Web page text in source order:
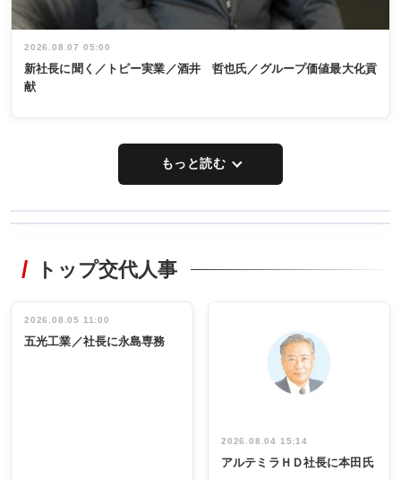
2026.08.07 05:00
新社長に聞く／トピー実業／酒井 哲也氏／グループ価値最大化貢
献
もっと読む
非鉄業界で
インタビュ
ー／社内ア
タックトレー
祝う 業界関
係者ら220人
出席
トップ交代人事
2026.08.05 11:00
五光工業／社長に永島専務
2026.08.04 15:14
アルテミラＨＤ社長に本田氏